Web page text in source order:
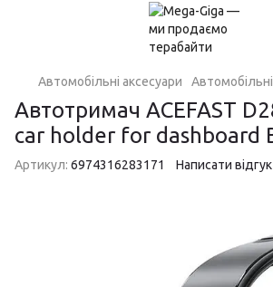
Автомобільні аксесуари
Автотримач ACEFAST
car holder for dashboard
Артикул: 6974316283171 Написати відгук